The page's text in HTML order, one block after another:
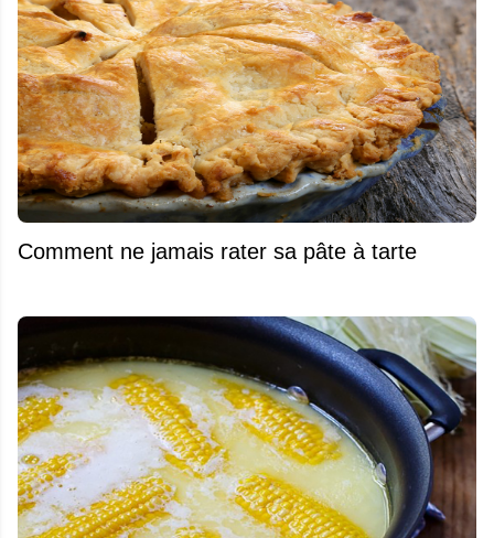
Comment ne jamais rater sa pâte à tarte